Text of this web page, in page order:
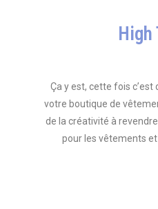
High
Ça y est, cette fois c’est
votre boutique de
de la créativité à
pour les vêtements et